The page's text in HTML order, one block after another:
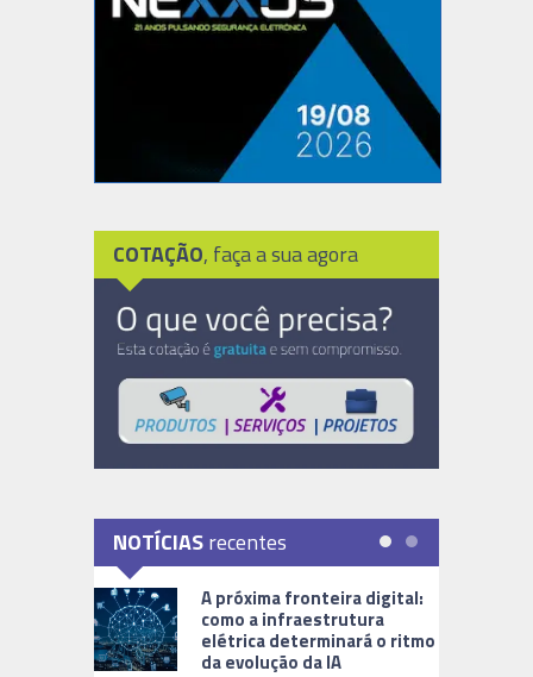
COTAÇÃO, faça a sua agora
NOTÍCIASrecentes
A próxima fronteira digital:
como a infraestrutura
elétrica determinará o ritmo
da evolução da IA